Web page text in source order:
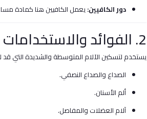
دور الكافيين:يعمل الكافيين هنا كمادة
2. الفوائد والاستخدامات
يستخدم لتسكين الآلام المتوسطة والشديدة التي قد
الصداع والصداع النصفي.
ألم الأسنان.
آلام العضلات والمفاصل.